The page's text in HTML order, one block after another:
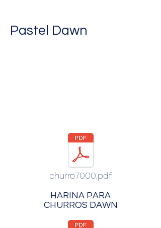
Pastel Dawn
churro7000.pdf
HARINA PARA
CHURROS DAWN